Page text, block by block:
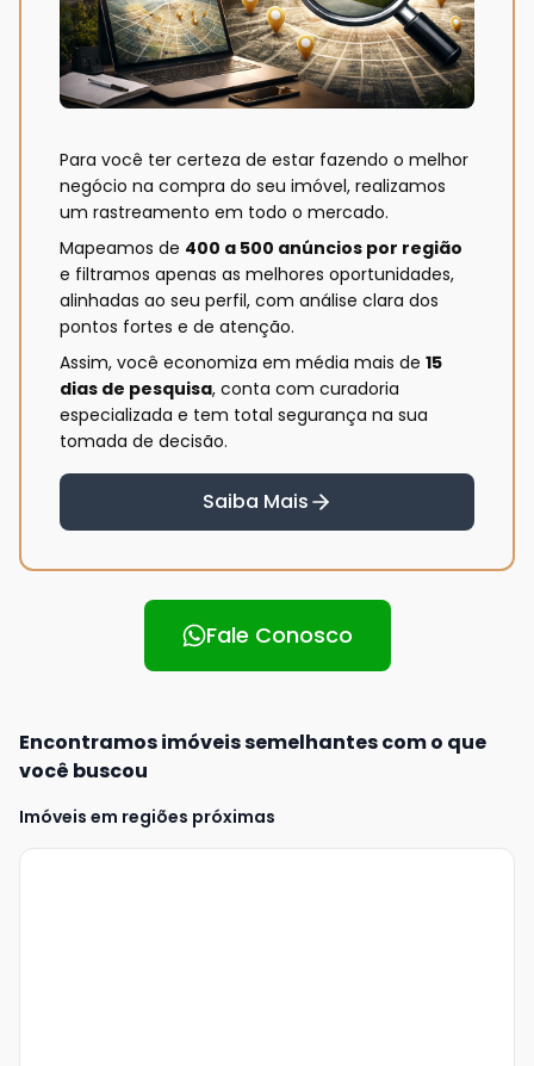
Para você ter certeza de estar fazendo o melhor
negócio na compra do seu imóvel, realizamos
um rastreamento em todo o mercado.
Mapeamos de 400 a 500 anúncios por região
e filtramos apenas as melhores oportunidades,
alinhadas ao seu perfil, com análise clara dos
pontos fortes e de atenção.
Assim, você economiza em média mais de 15
dias de pesquisa, conta com curadoria
especializada e tem total segurança na sua
tomada de decisão.
Saiba Mais
Fale Conosco
Encontramos imóveis semelhantes com o que
você buscou
Imóveis em regiões próximas